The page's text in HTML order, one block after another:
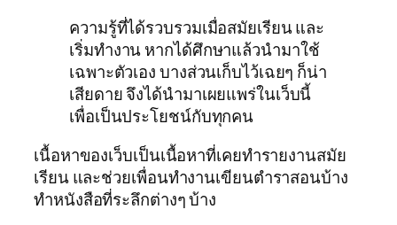
ความรู้ที่ได้รวบรวมเมื่อสมัยเรียน และ
เริ่มทำงาน หากได้ศึกษาแล้วนำมาใช้
เฉพาะตัวเอง บางส่วนเก็บไว้เฉยๆ ก็น่า
เสียดาย จึงได้นำมาเผยแพร่ในเว็บนี้
เพื่อเป็นประโยชน์กับทุกคน
เนื้อหาของเว็บเป็นเนื้อหาที่เคยทำรายงานสมัย
เรียน และช่วยเพื่อนทำงานเขียนตำราสอนบ้าง
ทำหนังสือที่ระลึกต่างๆ บ้าง